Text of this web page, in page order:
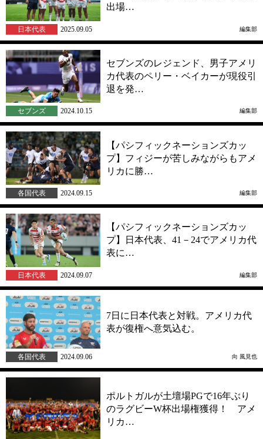
出場…
日本代表 2025.09.05 編集部
セブンズのレジェンド、男子アメリ
カ代表のペリー・ベイカーが現役引
退を発…
セブンズ 2024.10.15 編集部
【パシフィックネーションズカッ
プ】フィジーが苦しみながらもアメ
リカに勝…
各国代表 2024.09.15 編集部
【パシフィックネーションズカッ
プ】日本代表、41－24でアメリカ代
表に…
日本代表 2024.09.07 編集部
7日に日本代表と対戦。アメリカ代
表が復権へ意気込む。
各国代表 2024.09.06 向 風見也
ポルトガルが土壇場PGで16年ぶり
のラグビーW杯出場権獲得！ アメ
リカ…